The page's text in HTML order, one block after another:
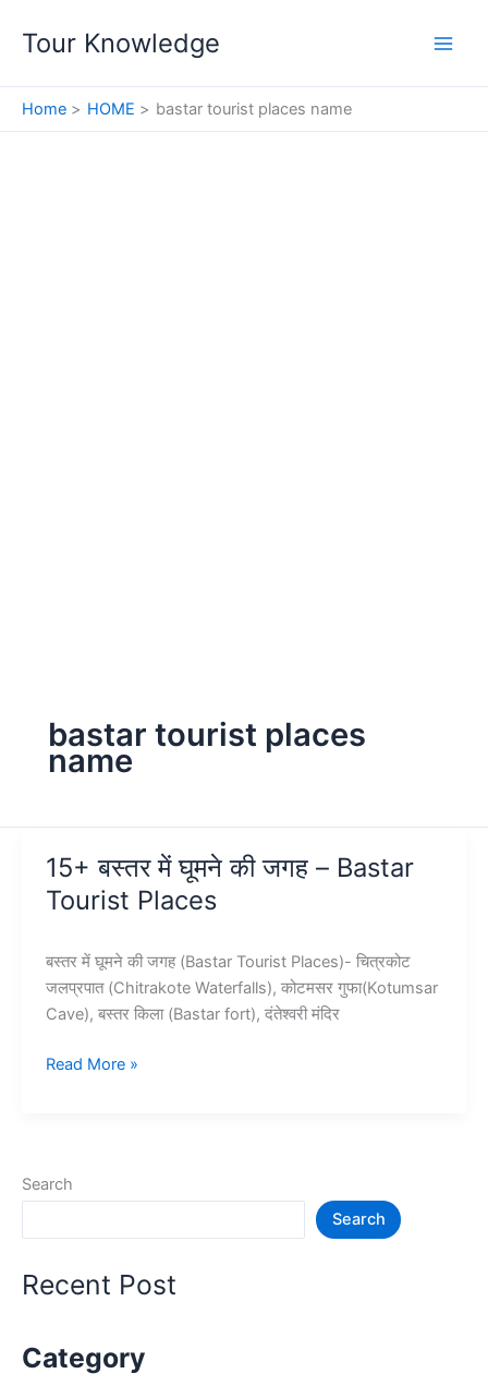
Tour Knowledge
Home HOME bastar tourist places name
bastar tourist places
name
15+ बस्तर में घूमने की जगह – Bastar
Tourist Places
बस्तर में घूमने की जगह (Bastar Tourist Places)- चित्रकोट
जलप्रपात (Chitrakote Waterfalls), कोटमसर गुफा(Kotumsar
Cave), बस्तर किला (Bastar fort), दंतेश्वरी मंदिर
15+
जगह
Places
Read More »
Search
Search
Recent Post
Category